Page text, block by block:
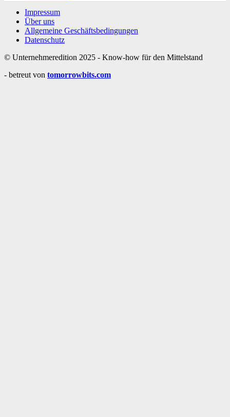
Impressum
Über uns
Allgemeine Geschäftsbedingungen
Datenschutz
© Unternehmeredition 2025 - Know-how für den Mittelstand
- betreut von tomorrowbits.com